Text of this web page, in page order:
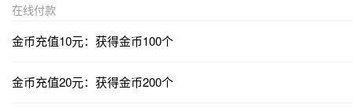
在线付款
金币充值10元：获得金币100个
金币充值20元：获得金币200个